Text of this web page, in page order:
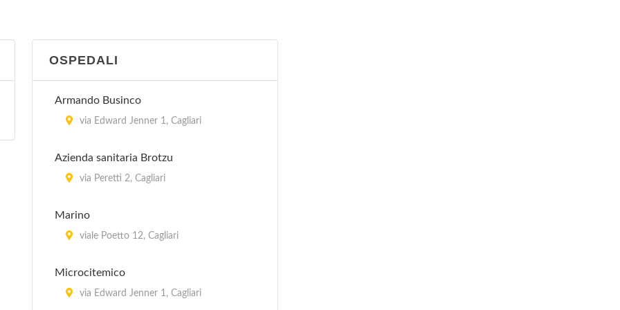
OSPEDALI
Armando Businco
via Edward Jenner 1, Cagliari
Azienda sanitaria Brotzu
via Peretti 2, Cagliari
Marino
viale Poetto 12, Cagliari
Microcitemico
via Edward Jenner 1, Cagliari